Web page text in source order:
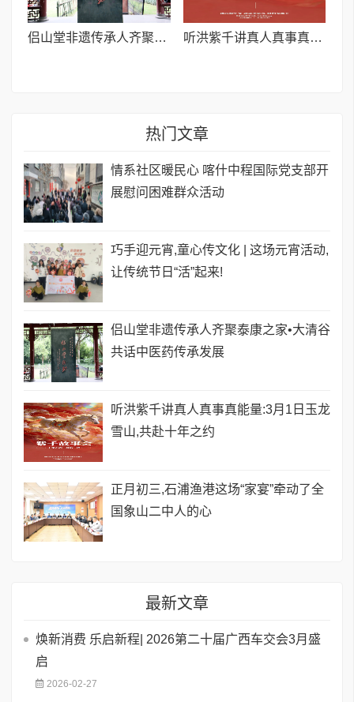
侣山堂非遗传承人齐聚泰康之家•大清谷 共话中医药传承发展 听洪紫千讲真人真事真能量:3月1日玉龙雪山,共赴十年之约
热门文章
情系社区暖民心 喀什中程国际党支部开
展慰问困难群众活动
巧手迎元宵,童心传文化 | 这场元宵活动,
让传统节日“活”起来!
侣山堂非遗传承人齐聚泰康之家•大清谷
共话中医药传承发展
听洪紫千讲真人真事真能量:3月1日玉龙
雪山,共赴十年之约
正月初三,石浦渔港这场“家宴”牵动了全
国象山二中人的心
最新文章
焕新消费 乐启新程| 2026第二十届广西车交会3月盛
启
2026-02-27